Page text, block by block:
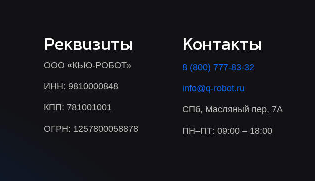
Реквизиты
ООО«КЬЮ-РОБОТ»
ИНН: 9810000848
КПП: 781001001
ОГРН: 1257800058878
Контакты
8 (800) 777-83-32
info@q-robot.ru
СПб, Масляный пер, 7А
ПН–ПТ: 09:00 – 18:00